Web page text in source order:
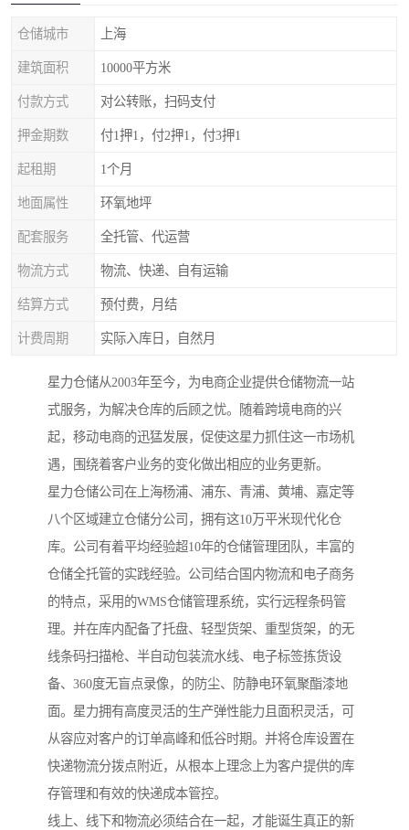
仓储城市 上海
建筑面积 10000平方米
付款方式 对公转账，扫码支付
押金期数 付1押1，付2押1，付3押1
起租期 1个月
地面属性 环氧地坪
配套服务 全托管、代运营
物流方式 物流、快递、自有运输
结算方式 预付费，月结
计费周期 实际入库日，自然月
星力仓储从2003年至今，为电商企业提供仓储物流一站
式服务，为解决仓库的后顾之忧。随着跨境电商的兴
起，移动电商的迅猛发展，促使这星力抓住这一市场机
遇，围绕着客户业务的变化做出相应的业务更新。
星力仓储公司在上海杨浦、浦东、青浦、黄埔、嘉定等
八个区域建立仓储分公司，拥有这10万平米现代化仓
库。公司有着平均经验超10年的仓储管理团队，丰富的
仓储全托管的实践经验。公司结合国内物流和电子商务
的特点，采用的WMS仓储管理系统，实行远程条码管
理。并在库内配备了托盘、轻型货架、重型货架，的无
线条码扫描枪、半自动包装流水线、电子标签拣货设
备、360度无盲点录像，的防尘、防静电环氧聚酯漆地
面。星力拥有高度灵活的生产弹性能力且面积灵活，可
从容应对客户的订单高峰和低谷时期。并将仓库设置在
快递物流分拨点附近，从根本上理念上为客户提供的库
存管理和有效的快递成本管控。
线上、线下和物流必须结合在一起，才能诞生真正的新